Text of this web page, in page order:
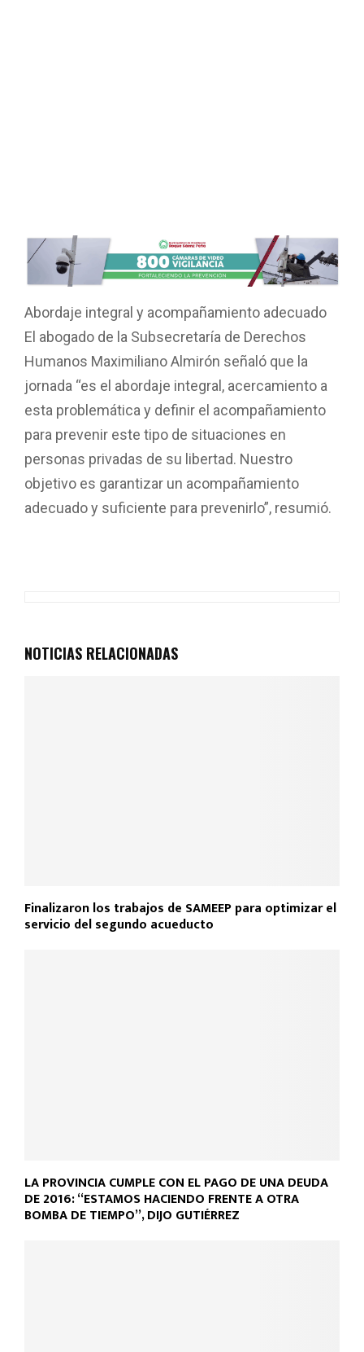
Abordaje integral y acompañamiento adecuado
El abogado de la Subsecretaría de Derechos
Humanos Maximiliano Almirón señaló que la
jornada “es el abordaje integral, acercamiento a
esta problemática y definir el acompañamiento
para prevenir este tipo de situaciones en
personas privadas de su libertad. Nuestro
objetivo es garantizar un acompañamiento
adecuado y suficiente para prevenirlo”, resumió.
NOTICIAS RELACIONADAS
Finalizaron los trabajos de SAMEEP para optimizar el
servicio del segundo acueducto
LA PROVINCIA CUMPLE CON EL PAGO DE UNA DEUDA
DE 2016: “ESTAMOS HACIENDO FRENTE A OTRA
BOMBA DE TIEMPO”, DIJO GUTIÉRREZ